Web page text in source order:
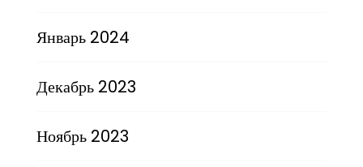
Январь 2024
Декабрь 2023
Ноябрь 2023